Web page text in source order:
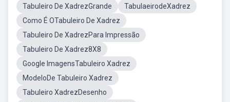
Tabuleiro De XadrezGrande
TabulaeirodeXadrez
Como É OTabuleiro De Xadrez
Tabuleiro De XadrezPara Impressão
Tabuleiro De Xadrez8X8
Google ImagensTabuleiro Xadrez
ModeloDe Tabuleiro Xadrez
Tabuleiro XadrezDesenho